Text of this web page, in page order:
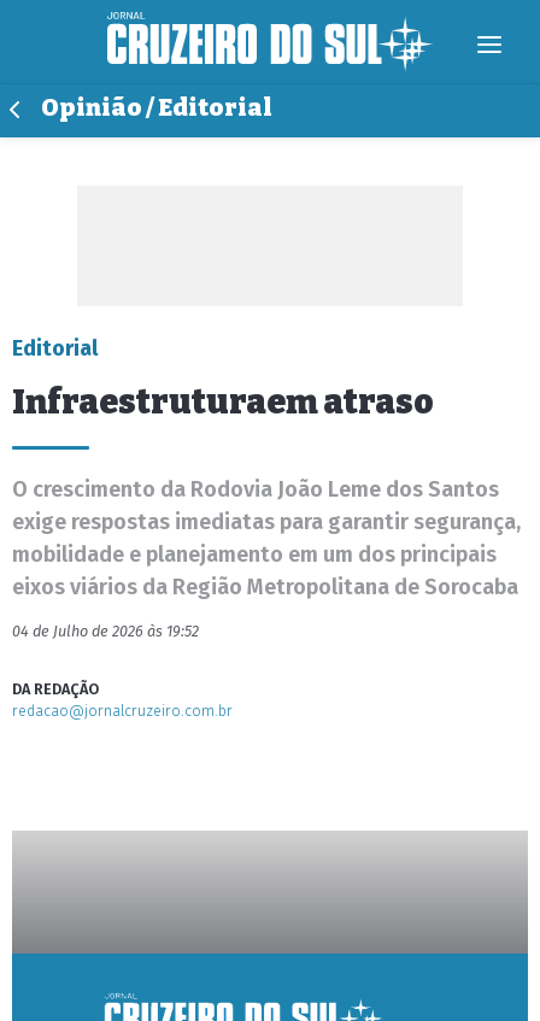
Opinião / Editorial
Editorial
Infraestruturaem atraso
O crescimento da Rodovia João Leme dos Santos
exige respostas imediatas para garantir segurança,
mobilidade e planejamento em um dos principais
eixos viários da Região Metropolitana de Sorocaba
04 de Julho de 2026 às 19:52
DA REDAÇÃO
redacao@jornalcruzeiro.com.br